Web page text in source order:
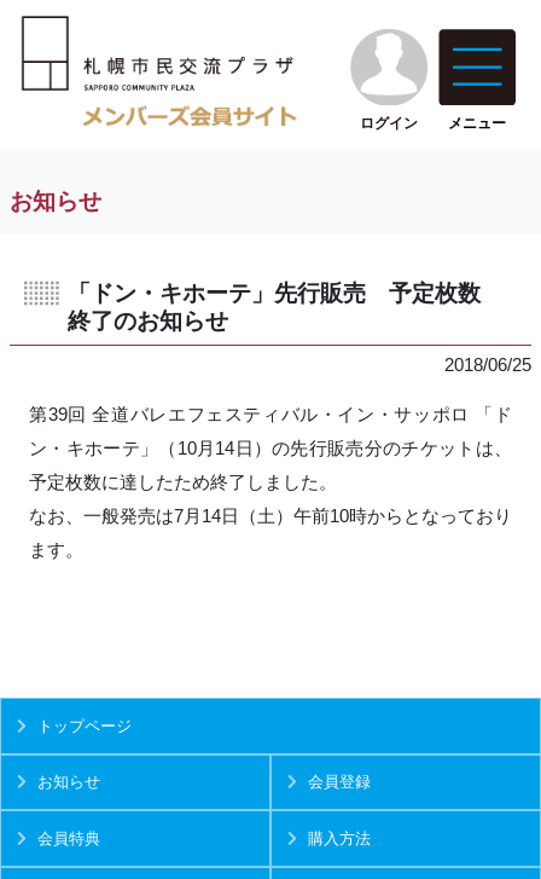
ログイン メニュー
お知らせ
「ドン・キホーテ」先行販売 予定枚数
終了のお知らせ
2018/06/25
第39回 全道バレエフェスティバル・イン・サッポロ 「ド
ン・キホーテ」（10月14日）の先行販売分のチケットは、
予定枚数に達したため終了しました。
なお、一般発売は7月14日（土）午前10時からとなっており
ます。
トップページ
お知らせ 会員登録
会員特典 購入方法